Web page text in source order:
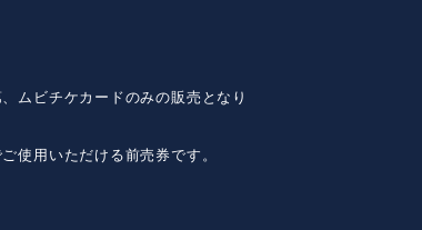
ムビチケカードのみの販売となり
使用いただける前売券です。